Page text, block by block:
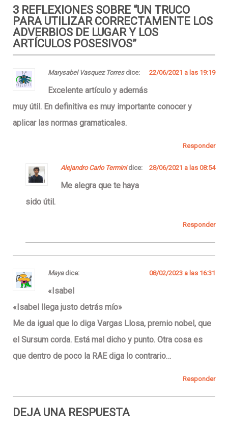
3 REFLEXIONES SOBRE “UN TRUCO
PARA UTILIZAR CORRECTAMENTE LOS
ADVERBIOS DE LUGAR Y LOS
ARTÍCULOS POSESIVOS”
Marysabel Vasquez Torres dice: 22/06/2021 a las 19:19
Excelente artículo y además
muy útil. En definitiva es muy importante conocer y
aplicar las normas gramaticales.
Responder
Alejandro Carlo Termini dice: 28/06/2021 a las 08:54
Me alegra que te haya
sido útil.
Responder
Maya dice: 08/02/2023 a las 16:31
«Isabel
«Isabel llega justo detrás mío»
Me da igual que lo diga Vargas Llosa, premio nobel, que
el Sursum corda. Está mal dicho y punto. Otra cosa es
que dentro de poco la RAE diga lo contrario…
Responder
DEJA UNA RESPUESTA